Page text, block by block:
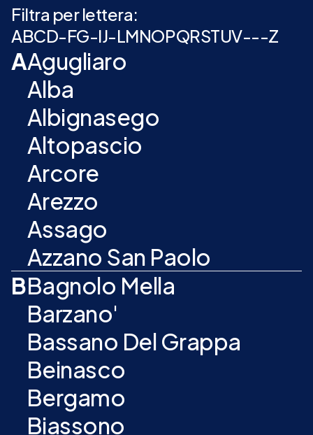
Filtra per lettera:
ABCD-FG-IJ-LMNOPQRSTUV---Z
AAgugliaro
Alba
Albignasego
Altopascio
Arcore
Arezzo
Assago
Azzano San Paolo
BBagnolo Mella
Barzano'
Bassano Del Grappa
Beinasco
Bergamo
Biassono